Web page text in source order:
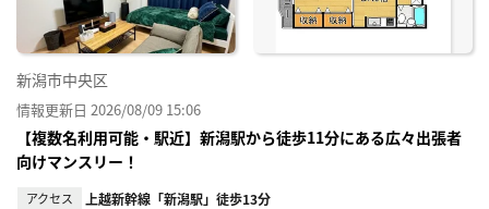
新潟市中央区
情報更新日 2026/08/09 15:06
【複数名利用可能・駅近】新潟駅から徒歩11分にある広々出張者
向けマンスリー！
アクセス 上越新幹線「新潟駅」徒歩13分